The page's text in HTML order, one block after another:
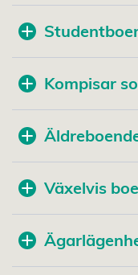
Kompisar
Växelvis